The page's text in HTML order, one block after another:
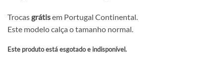
Trocas grátisem Portugal Continental.
Este modelo calça o tamanho normal.
Este produto está esgotado e indisponível.
Alternative: